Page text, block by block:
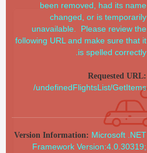
been removed, had its name
changed, or is temporarily
unavailable. Please review the
following URL and make sure that it
is spelled correctly.
Requested URL:
/undefinedFlightsList/GetItems
Version Information: Microsoft .NET
Framework Version:4.0.30319;